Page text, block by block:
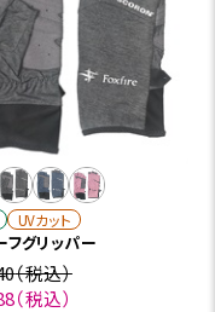
UVカット
フグリッパー
（税込）
（税込）